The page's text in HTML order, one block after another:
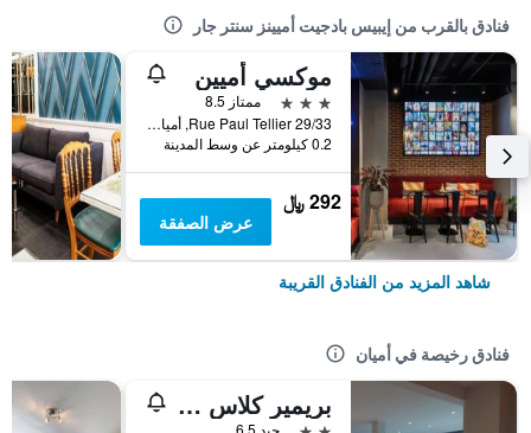
فنادق بالقرب من إيبيس بادجيت أميينز سنتر جار
موكسي أميين
3 نجوم
ممتاز 8.5
29/33 Rue Paul Tellier, أميان, إقليم سوم, فرنسا
0.2 كيلومتر عن وسط المدينة
292 ﷼
عرض الصفقة
شاهد المزيد من الفنادق القريبة
فنادق رخيصة في أميان
بريمير كلاس أمين
جيد 6.5